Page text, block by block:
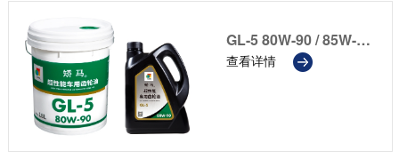
GL-5 80W-90 / 85W-90 / 85W-140
查看详情